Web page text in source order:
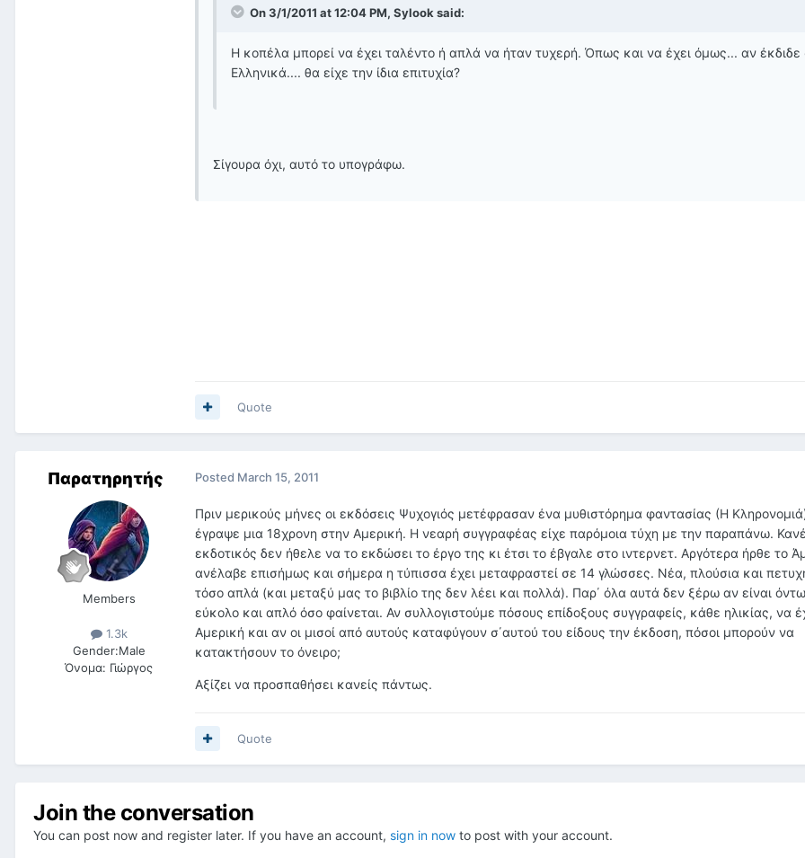
On 3/1/2011 at 12:04 PM, Sylook said:
Η κοπέλα μπορεί να έχει ταλέντο ή απλά να ήταν τυχερή. Όπως και να έχει όμως... αν έκδιδε
Ελληνικά.... θα είχε την ίδια επιτυχία?
Σίγουρα όχι, αυτό το υπογράφω.
Quote
Παρατηρητής
Members
1.3k
Gender:Male
Όνομα: Γιώργος
Posted March 15, 2011
Πριν μερικούς μήνες οι εκδόσεις Ψυχογιός μετέφρασαν ένα μυθιστόρημα φαντασίας (Η
έγραψε μια 18χρονη στην Αμερική. Η νεαρή συγγραφέας είχε παρόμοια τύχη με την παραπάνω.
εκδοτικός δεν ήθελε να το εκδώσει το έργο της κι έτσι το έβγαλε στο ιντερνετ. Αργότερα ήρθε το
ανέλαβε επισήμως και σήμερα η τύπισσα έχει μεταφραστεί σε 14 γλώσσες. Νέα, πλούσια και
τόσο απλά (και μεταξύ μας το βιβλίο της δεν λέει και πολλά). Παρ΄ όλα αυτά δεν ξέρω αν είναι
εύκολο και απλό όσο φαίνεται. Αν συλλογιστούμε πόσους επίδοξους συγγραφείς, κάθε ηλικίας, να
Αμερική και αν οι μισοί από αυτούς καταφύγουν σ΄αυτού του είδους την έκδοση, πόσοι μπορούν να
κατακτήσουν το όνειρο;
Αξίζει να προσπαθήσει κανείς πάντως.
Quote
Join the conversation
You can post now and register later. If you have an account, sign in now to post with your account.